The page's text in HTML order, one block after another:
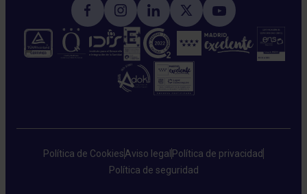
Política de CookiesAviso legal Política de privacidad
Política de seguridad